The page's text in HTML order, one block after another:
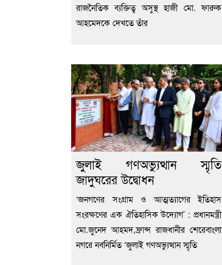
রাজনৈতিক ব্যক্তিত্ব অসুস্থ হাজী মো. ফারুক
আহমেদকে দেখতে তাঁর
জুলাই গণঅভ্যুত্থান স্মৃতি
জাদুঘরের উদ্বোধন
‘জনগণের সংগ্রাম ও আত্মত্যাগের ইতিহাস
সংরক্ষণের এক ঐতিহাসিক উদ্যোগ’ : প্রধানমন্ত্রী
মো.জুনেদ আহমদ,ফ্রান্স রাজধানীর শেরেবাংলা
নগরে নবনির্মিত ‘জুলাই গণঅভ্যুত্থান স্মৃতি